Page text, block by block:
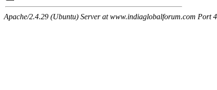
Apache/2.4.29 (Ubuntu) Server at www.indiaglobalforum.com Port